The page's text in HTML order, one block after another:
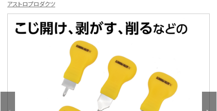
アストロプロダクツ